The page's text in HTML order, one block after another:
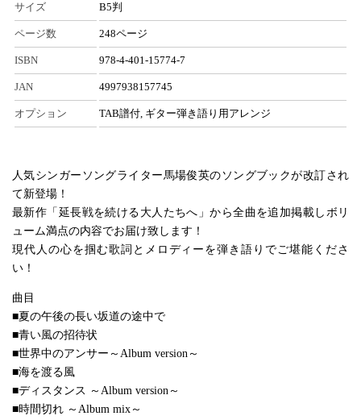
サイズ B5判
ページ数 248ページ
ISBN 978-4-401-15774-7
JAN 4997938157745
オプション TAB譜付, ギター弾き語り用アレンジ
人気シンガーソングライター馬場俊英のソングブックが改訂され
て新登場！
最新作「延長戦を続ける大人たちへ」から全曲を追加掲載しボリ
ューム満点の内容でお届け致します！
現代人の心を掴む歌詞とメロディーを弾き語りでご堪能くださ
い！
曲目
■夏の午後の長い坂道の途中で
■青い風の招待状
■世界中のアンサー～Album version～
■海を渡る風
■ディスタンス ～Album version～
■時間切れ ～Album mix～